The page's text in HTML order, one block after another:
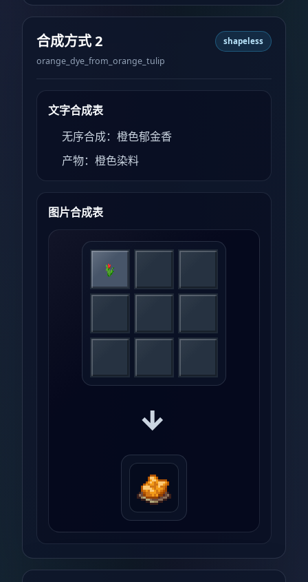
合成方式 2
orange_dye_from_orange_tulip
shapeless
文字合成表
无序合成：橙色郁金香
产物：橙色染料
图片合成表
→